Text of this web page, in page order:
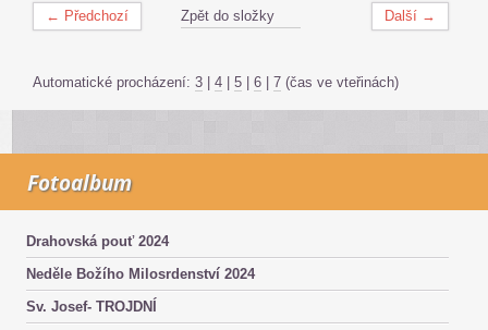
← Předchozí Další →
Zpět do složky
Automatické procházení: 3 4 5 6 7 (čas ve vteřinách)
Fotoalbum
Drahovská pouť 2024
Neděle Božího Milosrdenství 2024
Sv. Josef- TROJDNÍ